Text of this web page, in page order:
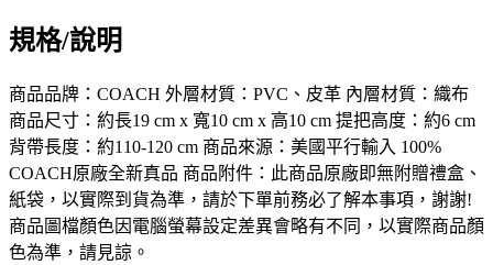
規格/說明
商品品牌：COACH 外層材質：PVC、皮革 內層材質：織布
商品尺寸：約長19 cm x 寬10 cm x 高10 cm 提把高度：約6 cm
背帶長度：約110-120 cm 商品來源：美國平行輸入 100%
COACH原廠全新真品 商品附件：此商品原廠即無附贈禮盒、
紙袋，以實際到貨為準，請於下單前務必了解本事項，謝謝!
商品圖檔顏色因電腦螢幕設定差異會略有不同，以實際商品顏
色為準，請見諒。